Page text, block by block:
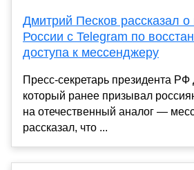
Дмитрий Песков рассказал о
России с Telegram по
доступа к мессенджеру
Пресс-секретарь президента
который ранее призывал
на отечественный аналог —
рассказал, что ...